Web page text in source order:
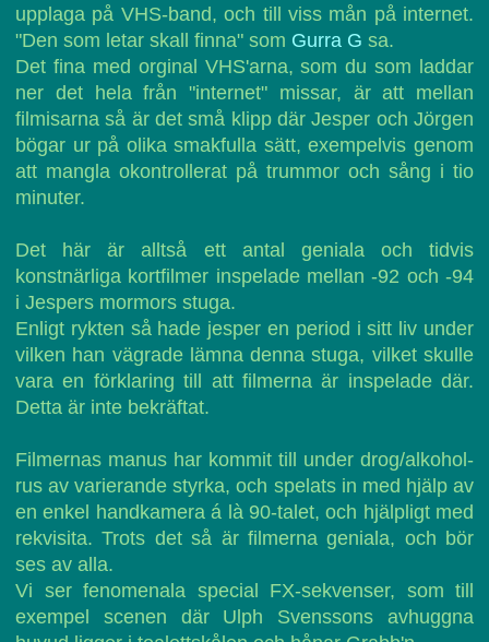
upplaga på VHS-band, och till viss mån på internet.
"Den som letar skall finna" som Gurra G sa.
Det fina med orginal VHS'arna, som du som laddar
ner det hela från "internet" missar, är att mellan
filmisarna så är det små klipp där Jesper och Jörgen
bögar ur på olika smakfulla sätt, exempelvis genom
att mangla okontrollerat på trummor och sång i tio
minuter.
Det här är alltså ett antal geniala och tidvis
konstnärliga kortfilmer inspelade mellan -92 och -94
i Jespers mormors stuga.
Enligt rykten så hade jesper en period i sitt liv under
vilken han vägrade lämna denna stuga, vilket skulle
vara en förklaring till att filmerna är inspelade där.
Detta är inte bekräftat.
Filmernas manus har kommit till under drog/alkohol-
rus av varierande styrka, och spelats in med hjälp av
en enkel handkamera á là 90-talet, och hjälpligt med
rekvisita. Trots det så är filmerna geniala, och bör
ses av alla.
Vi ser fenomenala special FX-sekvenser, som till
exempel scenen där Ulph Svenssons avhuggna